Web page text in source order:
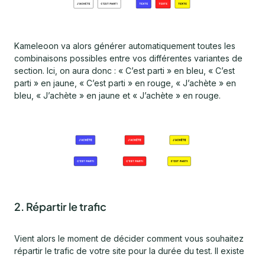
Kameleoon va alors générer automatiquement toutes les
combinaisons possibles entre vos différentes variantes de
section. Ici, on aura donc : « C’est parti » en bleu, « C’est
parti » en jaune, « C’est parti » en rouge, « J’achète » en
bleu, « J’achète » en jaune et « J’achète » en rouge.
2. Répartir le trafic
Vient alors le moment de décider comment vous souhaitez
répartir le trafic de votre site pour la durée du test. Il existe